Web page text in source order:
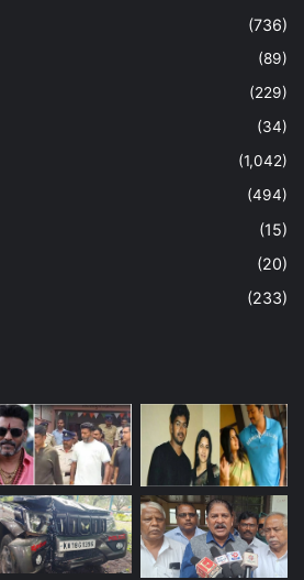
(736)
(89)
(229)
(34)
(1,042)
(494)
(15)
(20)
(233)